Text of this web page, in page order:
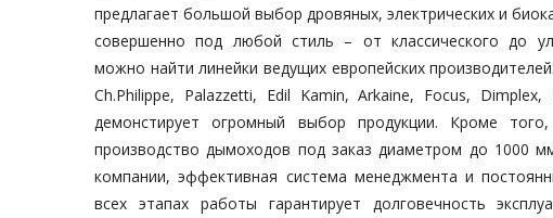
предлагает большой выбор дровяных, электрических и
совершенно под любой стиль – от классического до
можно найти линейки ведущих европейских
Ch.Philippe, Palazzetti, Edil Kamin, Arkaine, Focus,
демонстирует огромный выбор продукции. Кроме
производство дымоходов под заказ диаметром до 1000
компании, эффективная система менеджмента и
всех этапах работы гарантирует долговечность